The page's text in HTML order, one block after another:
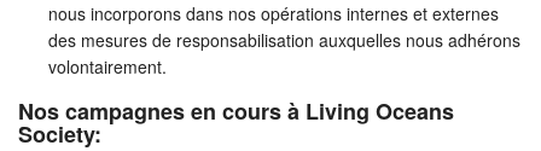
nous incorporons dans nos opérations internes et externes
des mesures de responsabilisation auxquelles nous adhérons
volontairement.
Nos campagnes en cours à Living Oceans
Society: